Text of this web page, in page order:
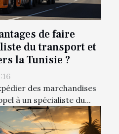
de faire
du transport et
la Tunisie ?
des marchandises
à un spécialiste du...